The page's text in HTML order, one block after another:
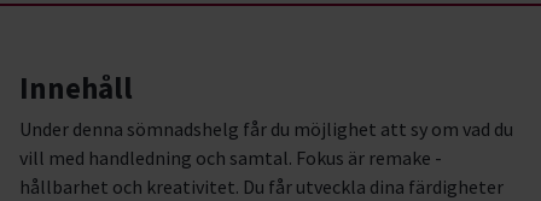
Innehåll
Under denna sömnadshelg får du möjlighet att sy om vad du
vill med handledning och samtal. Fokus är remake -
hållbarhet och kreativitet. Du får utveckla dina färdigheter